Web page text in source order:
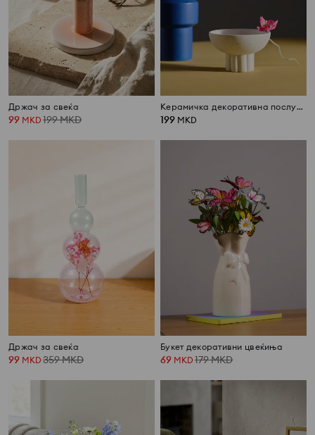
Држач за свеќа
99 MKD 199MKD
Керамичка декоративна послужавник на ножичка
199 MKD
Држач за свеќа
99 MKD 359MKD
Букет декоративни цвеќиња
69 MKD 179MKD